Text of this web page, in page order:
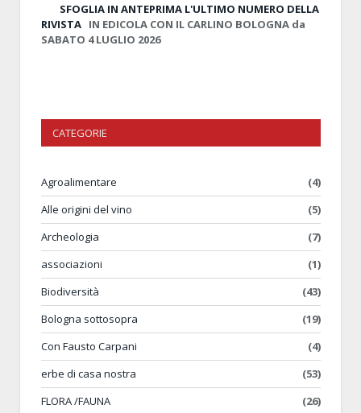
SFOGLIA IN ANTEPRIMA L'ULTIMO NUMERO DELLA
RIVISTA IN EDICOLA CON IL CARLINO BOLOGNA da
SABATO 4 LUGLIO 2026
CATEGORIE
Agroalimentare
(4)
Alle origini del vino
(5)
Archeologia
(7)
associazioni
(1)
Biodiversità
(43)
Bologna sottosopra
(19)
Con Fausto Carpani
(4)
erbe di casa nostra
(53)
FLORA /FAUNA
(26)